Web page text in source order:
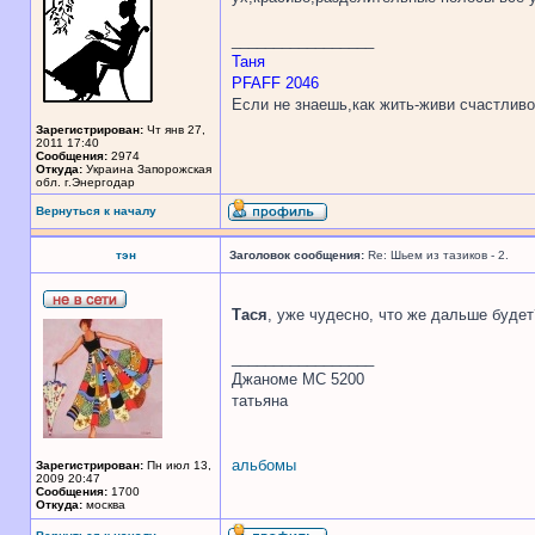
Зарегистрирован: Чт янв 27,
2011 17:40
Сообщения: 2974
Откуда: Украина Запорожская
обл. г.Энергодар
Таня
PFAFF 2046
Если не знаешь,как жить-живи
Вернуться к началу
тэн Заголовок сообщения: Re: Шьем из тазиков - 2.
Зарегистрирован: Пн июл 13,
2009 20:47
Сообщения: 1700
Откуда: москва
Тася, уже чудесно, что же дальше
Джаноме МС 5200
татьяна
альбомы